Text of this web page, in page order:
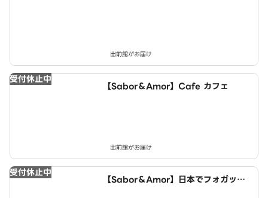
出前館がお届け
受付休止中
【Sabor＆Amor】Cafe カフェ
出前館がお届け
受付休止中
【Sabor＆Amor】日本でフォガッザ